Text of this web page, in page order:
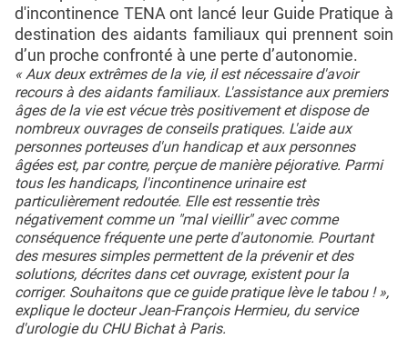
d'incontinence TENA ont lancé leur Guide Pratique à
destination des aidants familiaux qui prennent soin
d’un proche confronté à une perte d’autonomie.
«Aux deux extrêmes de la vie, il est nécessaire d'avoir
recours à des aidants familiaux. L'assistance aux premiers
âges de la vie est vécue très positivement et dispose de
nombreux ouvrages de conseils pratiques. L'aide aux
personnes porteuses d'un handicap et aux personnes
âgées est, par contre, perçue de manière péjorative. Parmi
tous les handicaps, l'incontinence urinaire est
particulièrement redoutée. Elle est ressentie très
négativement comme un "mal vieillir" avec comme
conséquence fréquente une perte d'autonomie. Pourtant
des mesures simples permettent de la prévenir et des
solutions, décrites dans cet ouvrage, existent pour la
corriger. Souhaitons que ce guide pratique lève le tabou !»,
explique le docteur Jean-François Hermieu, du service
d'urologie du CHU Bichat à Paris.